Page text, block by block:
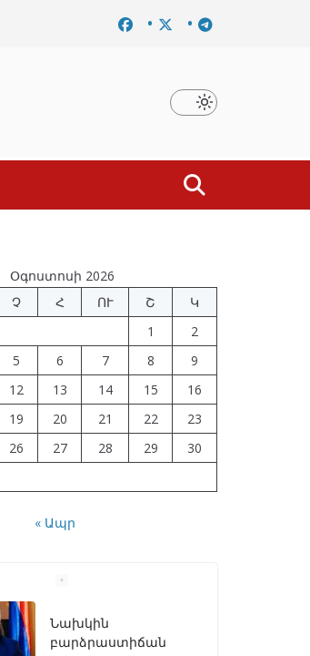
բարձրաստիճան պաշտոնյաներ են
Օգոստոսի 2026
Չ Հ ՈՒ Շ
Կ
1
2
5 6 7 8
9
12 13 14 15
16
19 20 21 22
23
26 27 28 29
30
« Ապր
Artemis II
առաքելությունը